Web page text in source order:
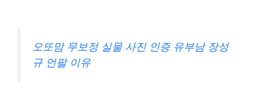
오또맘 무보정 실물 사진 인증 유부남 장성
규 언팔 이유